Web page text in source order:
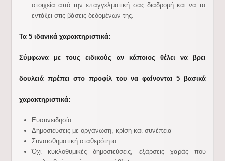
στοιχεία από την επαγγελματική σας διαδρομή και να τα
εντάξει στις βάσεις δεδομένων της.
Τα 5 ιδανικά χαρακτηριστικά:
Σύμφωνα με τους ειδικούς αν κάποιος θέλει να βρει
δουλειά πρέπει στο προφίλ του να φαίνονται 5 βασικά
χαρακτηριστικά:
Ευσυνειδησία
Δημοσιεύσεις με οργάνωση, κρίση και συνέπεια
Συναισθηματική σταθερότητα
Όχι κυκλοθυμικές δημοσιεύσεις, εξάρσεις χαράς που